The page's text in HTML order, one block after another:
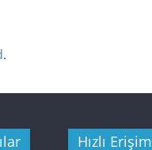
.
Hızlı Erişim